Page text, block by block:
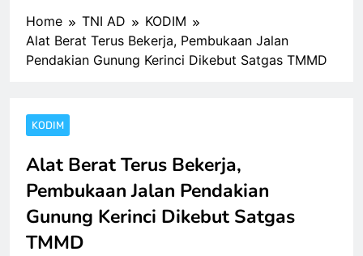
Home TNI AD
KODIM
Alat Berat Terus Bekerja, Pembukaan Jalan
Pendakian Gunung Kerinci Dikebut Satgas TMMD
KODIM
Alat Berat Terus Bekerja,
Pembukaan Jalan Pendakian
Gunung Kerinci Dikebut Satgas
TMMD